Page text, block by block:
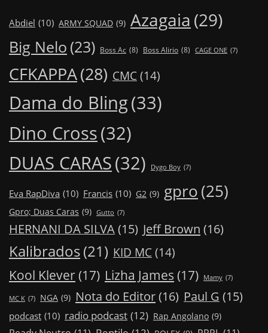
Abdiel (10) ARMY SQUAD (9) Azagaia (29)
Big Nelo (23) Boss Ac (8) Boss Alirio (8) CAGE ONE (7)
CFKAPPA(28) CMC (14)
Dama do Bling(33)
Dino Cross(32)
DUAS CARAS(32) Dygo Boy (7)
Eva RapDiva (10) Francis (10) G2 (9) gpro(25)
Gpro; Duas Caras (9) Gutto (7)
HERNANI DA SILVA(15) Jeff Brown (16)
Kalibrados(21) KID MC (14)
Kool Klever (17) Lizha James (17) Mamy (7)
MC K (7) NGA (9) Nota do Editor(16) Paul G (15)
podcast (10) radio podcast (12) Rap Angolano (9)